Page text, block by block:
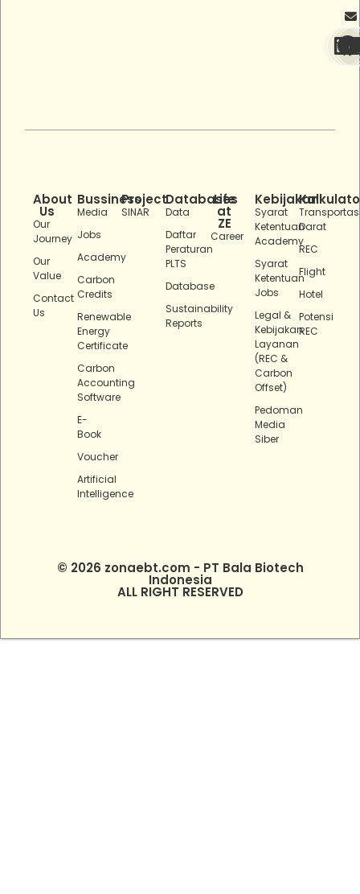
About
Us
Our
Journey
Our
Value
Contact
Us
Bussiness
Media
Jobs
Academy
Carbon
Credits
Renewable
Energy
Certificate
Carbon
Accounting
Software
E-
Book
Voucher
Artificial
Intelligence
Project
SINAR
Databases
Data
Daftar
Peraturan
PLTS
Database
Sustainability
Reports
Life
at
ZE
Career
Kebijakan
Syarat
Ketentuan
Academy
Syarat
Ketentuan
Jobs
Legal &
Kebijakan
Layanan
(REC &
Carbon
Offset)
Pedoman
Media
Siber
Darat
REC
Flight
Hotel
Potensi
REC
© 2026 zonaebt.com - PT Bala Biotech
Indonesia
ALL RIGHT RESERVED